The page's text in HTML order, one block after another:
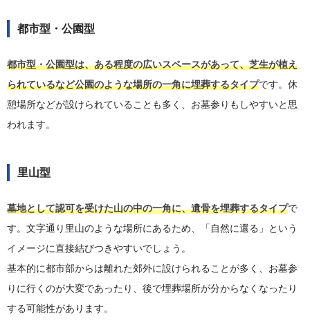
都市型・公園型
都市型・公園型は、ある程度の広いスペースがあって、芝生が植え
られているなど公園のような場所の一角に埋葬するタイプです。休
憩場所などが設けられていることも多く、お墓参りもしやすいと思
われます。
里山型
墓地として認可を受けた山の中の一角に、遺骨を埋葬するタイプで
す。文字通り里山のような場所にあるため、「自然に還る」という
イメージに直接結びつきやすいでしょう。
基本的に都市部からは離れた郊外に設けられることが多く、お墓参
りに行くのが大変であったり、後で埋葬場所が分からなくなったり
する可能性があります。